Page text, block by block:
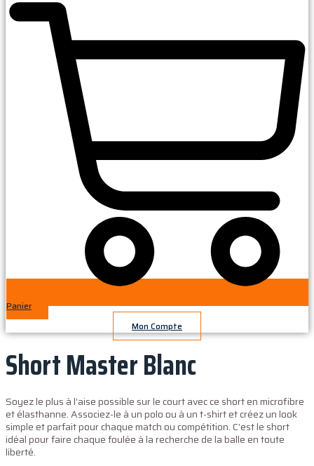
Panier
Mon Compte
Short Master Blanc
Soyez le plus à l’aise possible sur le court avec ce short en microfibre
et élasthanne. Associez-le à un polo ou à un t-shirt et créez un look
simple et parfait pour chaque match ou compétition. C’est le short
idéal pour faire chaque foulée à la recherche de la balle en toute
liberté.